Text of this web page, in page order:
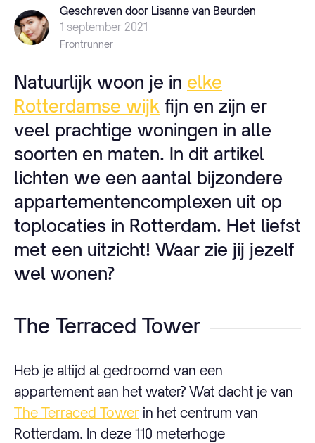
Geschreven door Lisanne van Beurden
1 september 2021
Frontrunner
Natuurlijk woon je in elke
Rotterdamse wijk fijn en zijn er
veel prachtige woningen in alle
soorten en maten. In dit artikel
lichten we een aantal bijzondere
appartementencomplexen uit op
toplocaties in Rotterdam. Het liefst
met een uitzicht! Waar zie jij jezelf
wel wonen?
The Terraced Tower
Heb je altijd al gedroomd van een
appartement aan het water? Wat dacht je van
The Terraced Tower in het centrum van
Rotterdam. In deze 110 meterhoge